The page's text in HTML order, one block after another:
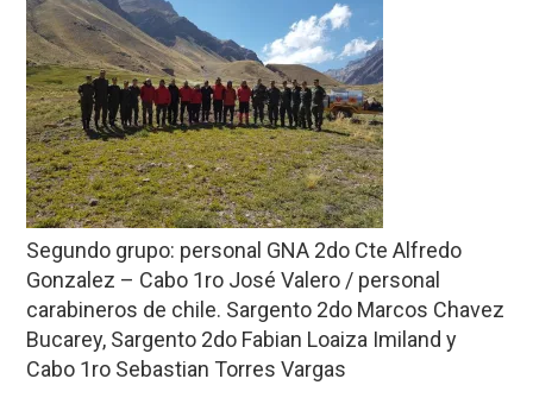
Segundo grupo: personal GNA 2do Cte Alfredo
Gonzalez – Cabo 1ro José Valero / personal
carabineros de chile. Sargento 2do Marcos Chavez
Bucarey, Sargento 2do Fabian Loaiza Imiland y
Cabo 1ro Sebastian Torres Vargas